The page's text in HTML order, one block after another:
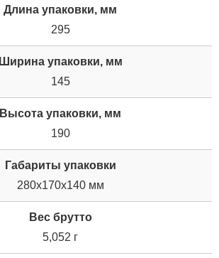
Длина упаковки, мм
295
Ширина упаковки, мм
145
Высота упаковки, мм
190
Габариты упаковки
280x170x140 мм
Вес брутто
5,052 г